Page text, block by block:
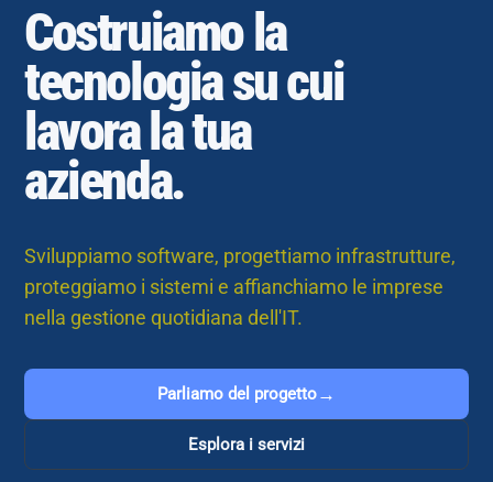
Costruiamo la
tecnologia su cui
lavora la tua
azienda.
Sviluppiamo software, progettiamo infrastrutture,
proteggiamo i sistemi e affianchiamo le imprese
nella gestione quotidiana dell'IT.
Parliamo del progetto→
Esplora i servizi